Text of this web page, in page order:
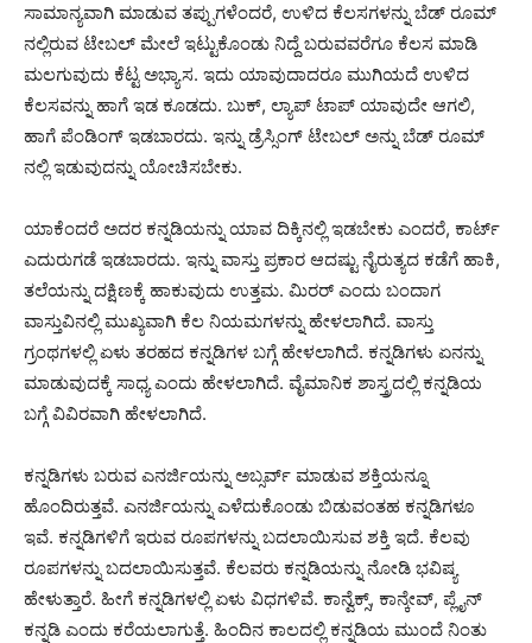
ಸಾಮಾನ್ಯವಾಗಿ ಮಾಡುವ ತಪ್ಪುಗಳೆಂದರೆ, ಉಳಿದ ಕೆಲಸಗಳನ್ನು ಬೆಡ್ ರೂಮ್
ನಲ್ಲಿರುವ ಟೇಬಲ್ ಮೇಲೆ ಇಟ್ಟುಕೊಂಡು ನಿದ್ದೆ ಬರುವವರೆಗೂ ಕೆಲಸ ಮಾಡಿ
ಮಲಗುವುದು ಕೆಟ್ಟ ಅಭ್ಯಾಸ. ಇದು ಯಾವುದಾದರೂ ಮುಗಿಯದೆ ಉಳಿದ
ಕೆಲಸವನ್ನು ಹಾಗೆ ಇಡ ಕೂಡದು. ಬುಕ್, ಲ್ಯಾಪ್ ಟಾಪ್ ಯಾವುದೇ ಆಗಲಿ,
ಹಾಗೆ ಪೆಂಡಿಂಗ್ ಇಡಬಾರದು. ಇನ್ನು ಡ್ರೆಸ್ಸಿಂಗ್ ಟೇಬಲ್ ಅನ್ನು ಬೆಡ್ ರೂಮ್
ನಲ್ಲಿ ಇಡುವುದನ್ನು ಯೋಚಿಸಬೇಕು.
ಯಾಕೆಂದರೆ ಅದರ ಕನ್ನಡಿಯನ್ನು ಯಾವ ದಿಕ್ಕಿನಲ್ಲಿ ಇಡಬೇಕು ಎಂದರೆ, ಕಾರ್ಟ್
ಎದುರುಗಡೆ ಇಡಬಾರದು. ಇನ್ನು ವಾಸ್ತು ಪ್ರಕಾರ ಆದಷ್ಟು ನೈರುತ್ಯದ ಕಡೆಗೆ ಹಾಕಿ,
ತಲೆಯನ್ನು ದಕ್ಷಿಣಕ್ಕೆ ಹಾಕುವುದು ಉತ್ತಮ. ಮಿರರ್ ಎಂದು ಬಂದಾಗ
ವಾಸ್ತುವಿನಲ್ಲಿ ಮುಖ್ಯವಾಗಿ ಕೆಲ ನಿಯಮಗಳನ್ನು ಹೇಳಲಾಗಿದೆ. ವಾಸ್ತು
ಗ್ರಂಥಗಳಲ್ಲಿ ಏಳು ತರಹದ ಕನ್ನಡಿಗಳ ಬಗ್ಗೆ ಹೇಳಲಾಗಿದೆ. ಕನ್ನಡಿಗಳು ಏನನ್ನು
ಮಾಡುವುದಕ್ಕೆ ಸಾಧ್ಯ ಎಂದು ಹೇಳಲಾಗಿದೆ. ವೈಮಾನಿಕ ಶಾಸ್ತ್ರದಲ್ಲಿ ಕನ್ನಡಿಯ
ಬಗ್ಗೆ ವಿವಿರವಾಗಿ ಹೇಳಲಾಗಿದೆ.
ಕನ್ನಡಿಗಳು ಬರುವ ಎನರ್ಜಿಯನ್ನು ಅಬ್ಸರ್ವ್ ಮಾಡುವ ಶಕ್ತಿಯನ್ನೂ
ಹೊಂದಿರುತ್ತವೆ. ಎನರ್ಜಿಯನ್ನು ಎಳೆದುಕೊಂಡು ಬಿಡುವಂತಹ ಕನ್ನಡಿಗಳೂ
ಇವೆ. ಕನ್ನಡಿಗಳಿಗೆ ಇರುವ ರೂಪಗಳನ್ನು ಬದಲಾಯಿಸುವ ಶಕ್ತಿ ಇದೆ. ಕೆಲವು
ರೂಪಗಳನ್ನು ಬದಲಾಯಿಸುತ್ತವೆ. ಕೆಲವರು ಕನ್ನಡಿಯನ್ನು ನೋಡಿ ಭವಿಷ್ಯ
ಹೇಳುತ್ತಾರೆ. ಹೀಗೆ ಕನ್ನಡಿಗಳಲ್ಲಿ ಏಳು ವಿಧಗಳಿವೆ. ಕಾನ್ವೆಕ್ಸ್, ಕಾನ್ಕೇವ್, ಪ್ಲೈನ್
ಕನ್ನಡಿ ಎಂದು ಕರೆಯಲಾಗುತ್ತೆ. ಹಿಂದಿನ ಕಾಲದಲ್ಲಿ ಕನ್ನಡಿಯ ಮುಂದೆ ನಿಂತು